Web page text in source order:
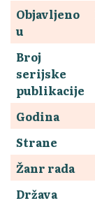
Objavljeno
u
Broj
serijske
publikacije
Godina
Strane
Žanr rada
Država